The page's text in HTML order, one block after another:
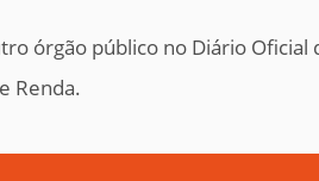
órgão público no Diário Oficial
Renda.